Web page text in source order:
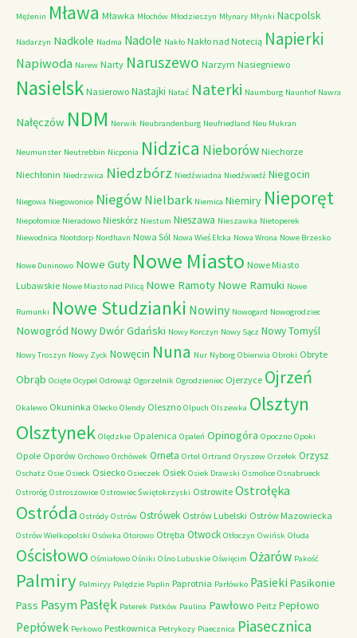
Mężenin Mława Mławka Młochów Młodzieszyn Młynary Młynki Nacpolsk
Nadarzyn Nadkole Nadma Nadole Nakło Nakło nad Notecią Napierki
Napiwoda Narew Narty Naruszewo Narzym Nasiegniewo
Nasielsk Nasierowo Nastajki Natać Naterki Naumburg Naunhof Nawra
Nałęczów NDM Nerwik Neubrandenburg Neufriedland Neu Mukran
Neumunster Neutrebbin Nicponia Nidzica Nieborów Niechorze
Niechłonin Niedrzwica Niedzbórz Niedźwiadna Niedźwiedź Niegocin
Niegowa Niegowonice Niegów Nielbark Niemica Niemiry Nieporęt
Niepołomice Nieradowo Nieskórz Niestum Nieszawa Nieszawka Nietoperek
Niewodnica Nootdorp Nordhavn Nowa Sól Nowa Wieś Ełcka Nowa Wrona Nowe Brzesko
Nowe Duninowo Nowe Guty Nowe Miasto Nowe Miasto
Lubawskie Nowe Miasto nad Pilicą Nowe Ramoty Nowe Ramuki Nowe
Rumunki Nowe Studzianki Nowiny Nowogard Nowogrodziec
Nowogród Nowy Dwór Gdański Nowy Korczyn Nowy Sącz Nowy Tomyśl
Nowy Troszyn Nowy Zyck Nowęcin Nuna Nur Nyborg Obierwia Obroki Obryte
Obrąb Ocięte Ocypel Odrowąż Ogorzelnik Ogrodzieniec Ojerzyce Ojrzeń
Okalewo Okuninka Olecko Olendy Oleszno Olpuch Olszewka Olsztyn
Olsztynek Olędzkie Opalenica Opaleń Opinogóra Opoczno Opoki
Opole Oporów Orchowo Orchówek Orneta Ortel Ortrand Oryszew Orzełek Orzysz
Oschatz Osie Osieck Osiecko Osieczek Osiek Osiek Drawski Osmolice Osnabrueck
Ostroróg Ostroszowice Ostrowiec Świętokrzyski Ostrowite Ostrołęka
Ostróda Ostródy Ostrów Ostrówek Ostrów Lubelski Ostrów Mazowiecka
Ostrów Wielkopolski Osówka Otorowo Otręba Otwock Otłoczyn Owińsk Ołuda
Ościsłowo Ośmiałowo Ośniki Ośno Lubuskie Oświęcim Ożarów Pakość
Palmiry Palmiryy Palędzie Paplin Paprotnia Parłówko Pasieki Pasikonie
Pass PasymPasłęk Paterek Patków Paulina Pawłowo Peitz Pepłowo
Pepłówek Perkowo Pestkownica Petrykozy Piaecznica Piasecznica